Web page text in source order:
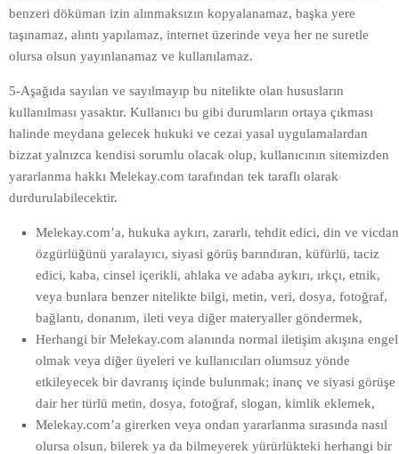
benzeri döküman izin alınmaksızın kopyalanamaz, başka yere
taşınamaz, alıntı yapılamaz, internet üzerinde veya her ne suretle
olursa olsun yayınlanamaz ve kullanılamaz.
5-Aşağıda sayılan ve sayılmayıp bu nitelikte olan hususların
kullanılması yasaktır. Kullanıcı bu gibi durumların ortaya çıkması
halinde meydana gelecek hukuki ve cezai yasal uygulamalardan
bizzat yalnızca kendisi sorumlu olacak olup, kullanıcının sitemizden
yararlanma hakkı Melekay.com tarafından tek taraflı olarak
durdurulabilecektir.
Melekay.com’a, hukuka aykırı, zararlı, tehdit edici, din ve vicdan
özgürlüğünü yaralayıcı, siyasi görüş barındıran, küfürlü, taciz
edici, kaba, cinsel içerikli, ahlaka ve adaba aykırı, ırkçı, etnik,
veya bunlara benzer nitelikte bilgi, metin, veri, dosya, fotoğraf,
bağlantı, donanım, ileti veya diğer materyaller göndermek,
Herhangi bir Melekay.com alanında normal iletişim akışına engel
olmak veya diğer üyeleri ve kullanıcıları olumsuz yönde
etkileyecek bir davranış içinde bulunmak; inanç ve siyasi görüşe
dair her türlü metin, dosya, fotoğraf, slogan, kimlik eklemek,
Melekay.com’a girerken veya ondan yararlanma sırasında nasıl
olursa olsun, bilerek ya da bilmeyerek yürürlükteki herhangi bir